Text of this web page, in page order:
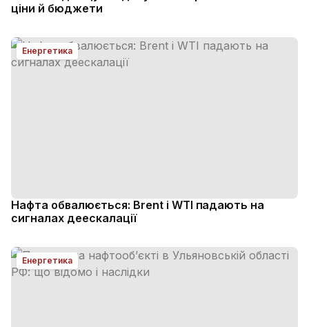
ціни й бюджети
Енергетика
Нафта обвалюється: Brent і WTI падають на
сигналах деескалації
Енергетика